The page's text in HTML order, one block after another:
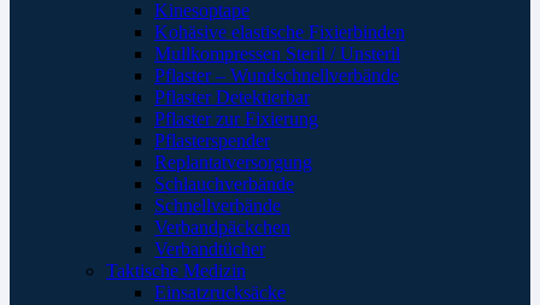
Kinesoptape
Kohäsive elastische Fixierbinden
Mullkompressen Steril / Unsteril
Pflaster – Wundschnellverbände
Pflaster Detektierbar
Pflaster zur Fixierung
Pflasterspender
Replantatversorgung
Schlauchverbände
Schnellverbände
Verbandpäckchen
Verbandtücher
Taktische Medizin
Einsatzrucksäcke